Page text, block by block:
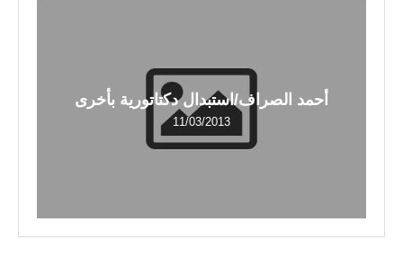
أحمد الصراف/استبدال دكتاتورية بأخرى
11/03/2013